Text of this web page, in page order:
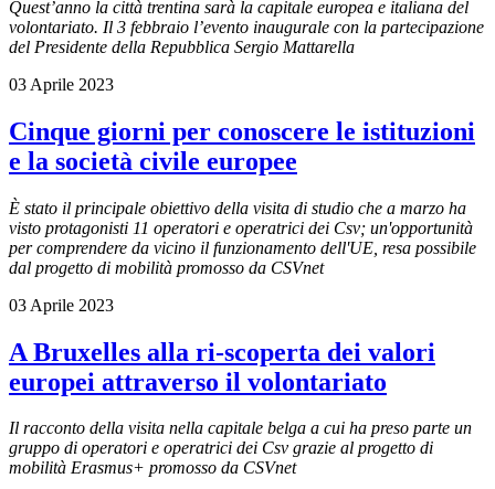
Quest’anno la città trentina sarà la capitale europea e italiana del
volontariato. Il 3 febbraio l’evento inaugurale con la partecipazione
del Presidente della Repubblica Sergio Mattarella
03 Aprile 2023
Cinque giorni per conoscere le istituzioni
e la società civile europee
È stato il principale obiettivo della visita di studio che a marzo ha
visto protagonisti 11 operatori e operatrici dei Csv; un'opportunità
per comprendere da vicino il funzionamento dell'UE, resa possibile
dal progetto di mobilità promosso da CSVnet
03 Aprile 2023
A Bruxelles alla ri-scoperta dei valori
europei attraverso il volontariato
Il racconto della visita nella capitale belga a cui ha preso parte un
gruppo di operatori e operatrici dei Csv grazie al progetto di
mobilità Erasmus+ promosso da CSVnet